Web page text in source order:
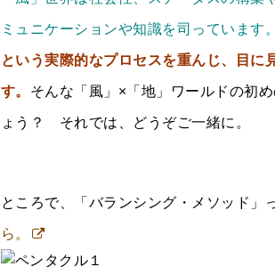
ミュニケーションや知識を司っています
という実際的なプロセスを重んじ、目に
す。 そんな「風」×「地」ワールドの初
ょう？ それでは、どうぞご一緒に。
ところで、「バランシング・メソッ
ら。